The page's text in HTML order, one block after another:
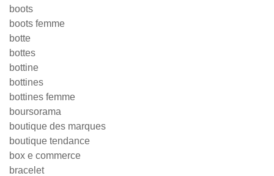
boots
boots femme
botte
bottes
bottine
bottines
bottines femme
boursorama
boutique des marques
boutique tendance
box e commerce
bracelet